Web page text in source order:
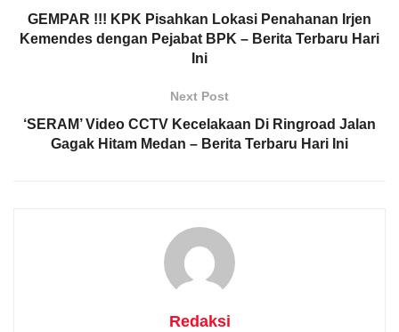
GEMPAR !!! KPK Pisahkan Lokasi Penahanan Irjen
Kemendes dengan Pejabat BPK – Berita Terbaru Hari
Ini
Next Post
‘SERAM’ Video CCTV Kecelakaan Di Ringroad Jalan
Gagak Hitam Medan – Berita Terbaru Hari Ini
Redaksi